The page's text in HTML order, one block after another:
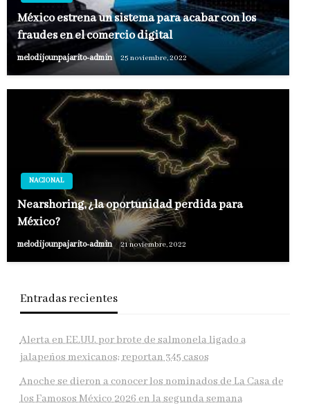
México estrena un sistema para acabar con los
fraudes en el comercio digital
melodijounpajarito-admin 25 noviembre, 2022
NACIONAL
Nearshoring, ¿la oportunidad perdida para
México?
melodijounpajarito-admin 21 noviembre, 2022
Entradas recientes
Alerta en EE.UU. por brote de salmonela ligado a
jalapeños mexicanos; reportan 345 casos
Anoche se dieron a conocer los nominados de La Casa de
los Famosos México 2026 en la segunda semana